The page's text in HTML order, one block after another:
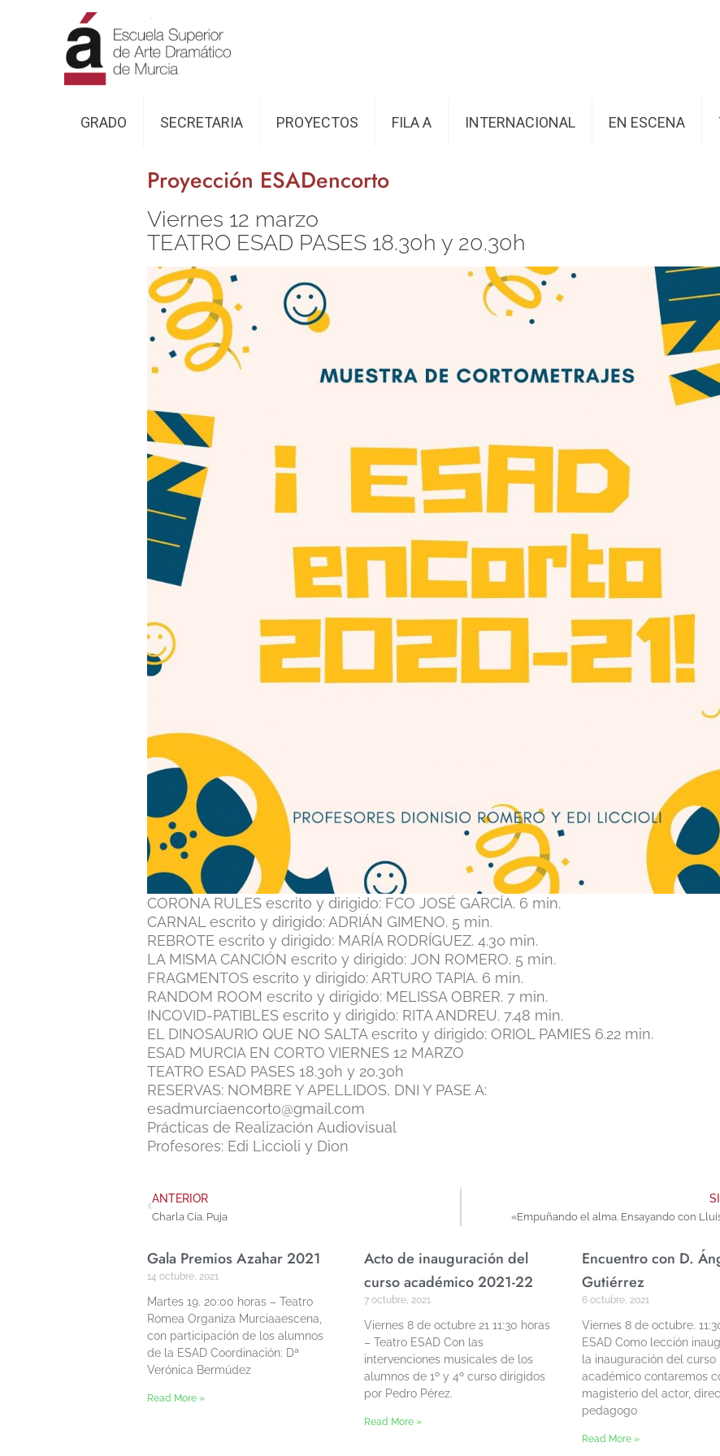
GRADO SECRETARIA PROYECTOS FILA A INTERNACIONAL EN ESCENA
Proyección ESADencorto
Viernes 12 marzo
TEATRO ESAD PASES 18.30h y 20.30h
CORONA RULES escrito y dirigido: FCO JOSÉ GARCÍA. 6 min.
CARNAL escrito y dirigido: ADRIÁN GIMENO. 5 min.
REBROTE escrito y dirigido: MARÍA RODRÍGUEZ. 4.30 min.
LA MISMA CANCIÓN escrito y dirigido: JON ROMERO. 5 min.
FRAGMENTOS escrito y dirigido: ARTURO TAPIA. 6 min.
RANDOM ROOM escrito y dirigido: MELISSA OBRER. 7 min.
INCOVID-PATIBLES escrito y dirigido: RITA ANDREU. 7.48 min.
EL DINOSAURIO QUE NO SALTA escrito y dirigido: ORIOL PAMIES 6.22 min.
ESAD MURCIA EN CORTO VIERNES 12 MARZO
TEATRO ESAD PASES 18.30h y 20.30h
RESERVAS: NOMBRE Y APELLIDOS, DNI Y PASE A:
esadmurciaencorto@gmail.com
Prácticas de Realización Audiovisual
Profesores: Edi Liccioli y Dion
ANTERIOR
Charla Cía. Puja «Empuñando el alma. Ensayando con
Gala Premios Azahar 2021
14 octubre, 2021
Martes 19. 20:00 horas – Teatro
Romea Organiza Murciaaescena,
con participación de los alumnos
de la ESAD Coordinación: Dª
Verónica Bermúdez
Read More »
Acto de inauguración del
curso académico 2021-22
7 octubre, 2021
Viernes 8 de octubre 21 11:30 horas
– Teatro ESAD Con las
intervenciones musicales de los
alumnos de 1º y 4º curso dirigidos
por Pedro Pérez.
Read More »
Encuentro con D.
Gutiérrez
6 octubre, 2021
Viernes 8 de octubre.
ESAD Como lección
la inauguración del curso
académico contaremos
magisterio del actor,
pedagogo
Read More »